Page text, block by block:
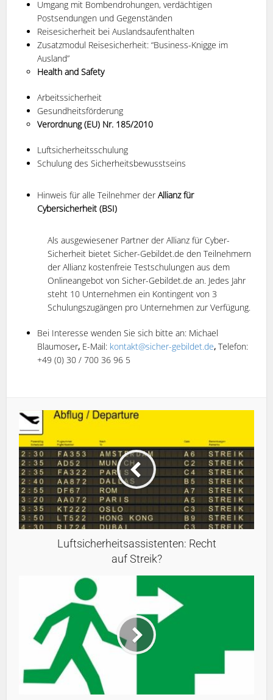
Umgang mit Bombendrohungen, verdächtigen
Postsendungen und Gegenständen
Reisesicherheit bei Auslandsaufenthalten
Zusatzmodul Reisesicherheit: “Business-Knigge im
Ausland”
Health and Safety
Arbeitssicherheit
Gesundheitsförderung
Verordnung (EU) Nr. 185/2010
Luftsicherheitsschulung
Schulung des Sicherheitsbewusstseins
Hinweis für alle Teilnehmer derAllianz für
Cybersicherheit (BSI)
Als ausgewiesener Partner der Allianz für Cyber-
Sicherheit bietet Sicher-Gebildet.de den Teilnehmern
der Allianz kostenfreie Testschulungen aus dem
Onlineangebot von Sicher-Gebildet.de an. Jedes Jahr
steht 10 Unternehmen ein Kontingent von 3
Schulungszugängen pro Unternehmen zur Verfügung.
Bei Interesse wenden Sie sich bitte an: Michael
Blaumoser, E-Mail: kontakt@sicher-gebildet.de,Telefon:
+49 (0) 30 / 700 36 96 5
Luftsicherheitsassistenten: Recht
auf Streik?